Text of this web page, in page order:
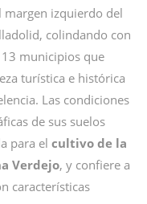
margen izquierdo del
colindando con
municipios que
turística e histórica
Las condiciones
de sus suelos
para el cultivo de la
Verdejo, y confiere a
características